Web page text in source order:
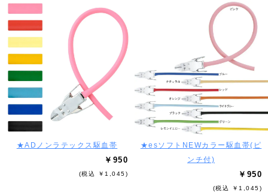
★ADノンラテックス駆血帯
￥950
(税込 ￥1,045)
★esソフトNEWカラー駆血帯(ピ
ンチ付)
￥950
(税込 ￥1,045)